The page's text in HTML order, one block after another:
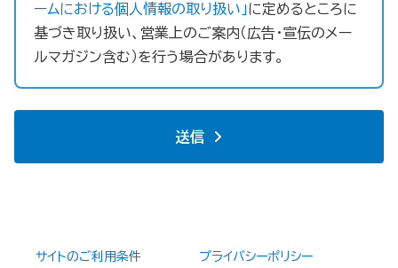
ームにおける個人情報の取り扱い」に定めるところに
基づき取り扱い、営業上のご案内（広告・宣伝のメー
ルマガジン含む）を行う場合があります。
送信
サイトのご利用条件 プライバシーポリシー